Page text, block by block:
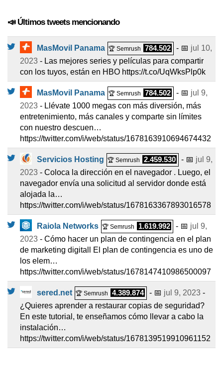
📣 Últimos tweets mencionando
MasMovil Panama 🏆 Semrush 784.502 - 📅 jul 10,
2023 - Las mejores series y películas para compartir
con los tuyos, están en HBO https://t.co/UqWksPlp0k
MasMovil Panama 🏆 Semrush 784.502 - 📅 jul 9,
2023 - Llévate 1000 megas con más diversión, más
entretenimiento, más canales y comparte sin límites
con nuestro descuen…
https://twitter.com/i/web/status/1678163910694674432
Servicios Hosting 🏆 Semrush 2.459.530 - 📅 jul 9,
2023 - Coloca la dirección en el navegador ️. Luego, el
navegador envía una solicitud al servidor donde está
alojada la…
https://twitter.com/i/web/status/1678163367893016578
Raiola Networks 🏆 Semrush 1.619.992 - 📅 jul 9,
2023 - Cómo hacer un plan de contingencia en el plan
de marketing digitall El plan de contingencia es uno de
los elem…
https://twitter.com/i/web/status/1678147410986500097
sered.net 🏆 Semrush 4.389.874 - 📅 jul 9, 2023 -
¿Quieres aprender a restaurar copias de seguridad?
En este tutorial, te enseñamos cómo llevar a cabo la
instalación…
https://twitter.com/i/web/status/1678139519910961152